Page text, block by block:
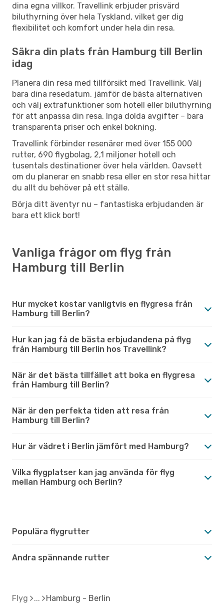
dina egna villkor. Travellink erbjuder prisvärd
biluthyrning över hela Tyskland, vilket ger dig
flexibilitet och komfort under hela din resa.
Säkra din plats från Hamburg till Berlin
idag
Planera din resa med tillförsikt med Travellink. Välj
bara dina resedatum, jämför de bästa alternativen
och välj extrafunktioner som hotell eller biluthyrning
för att anpassa din resa. Inga dolda avgifter – bara
transparenta priser och enkel bokning.
Travellink förbinder resenärer med över 155 000
rutter, 690 flygbolag, 2,1 miljoner hotell och
tusentals destinationer över hela världen. Oavsett
om du planerar en snabb resa eller en stor resa hittar
du allt du behöver på ett ställe.
Börja ditt äventyr nu – fantastiska erbjudanden är
bara ett klick bort!
Vanliga frågor om flyg från
Hamburg till Berlin
Hur mycket kostar vanligtvis en flygresa från
Hamburg till Berlin?
Hur kan jag få de bästa erbjudandena på flyg
från Hamburg till Berlin hos Travellink?
När är det bästa tillfället att boka en flygresa
från Hamburg till Berlin?
När är den perfekta tiden att resa från
Hamburg till Berlin?
Hur är vädret i Berlin jämfört med Hamburg?
Vilka flygplatser kan jag använda för flyg
mellan Hamburg och Berlin?
Populära flygrutter
Andra spännande rutter
Flyg Hamburg - Berlin